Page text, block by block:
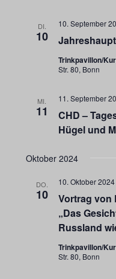
DI.
10
10. September
Trinkpavillon/
Str. 80, Bonn
MI.
11
CHD –
Hügel und
11. September
Oktober 2024
DO.
10
Vortrag von
„Das
Russland
10. Oktober
Trinkpavillon/
Str. 80, Bonn